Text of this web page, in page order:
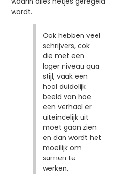
wordt.
Ook hebben veel
schrijvers, ook
die met een
lager niveau qua
stijl, vaak een
heel duidelijk
beeld van hoe
een verhaal er
uiteindelijk uit
moet gaan zien,
en dan wordt het
moeilijk om
samen te
werken.